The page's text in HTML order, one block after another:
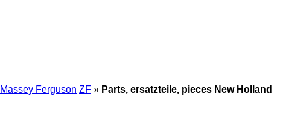
Massey Ferguson ZF » Parts, ersatzteile, pieces New Holland